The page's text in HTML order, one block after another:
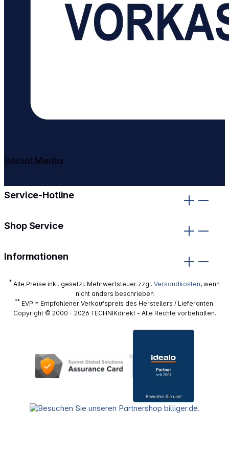
Service-Hotline
Shop Service
Informationen
Social Media
* Alle Preise inkl. gesetzl. Mehrwertsteuer zzgl. Versandkosten, wenn
nicht anders beschrieben
**EVP = Empfohlener Verkaufspreis des Herstellers / Lieferanten.
Copyright © 2000 - 2026 TECHNIKdirekt - Alle Rechte vorbehalten.